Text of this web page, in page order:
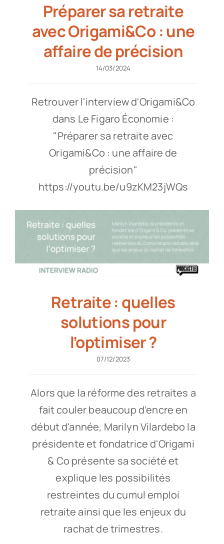
Préparer sa retraite
avec Origami&Co : une
affaire de précision
14/03/2024
Retrouver l'interview d'Origami&Co
dans Le Figaro Économie :
"Préparer sa retraite avec
Origami&Co : une affaire de
précision"
https://youtu.be/u9zKM23jWQs
Retraite : quelles
solutions pour
l’optimiser ?
07/12/2023
Alors que la réforme des retraites a
fait couler beaucoup d’encre en
début d'année, Marilyn Vilardebo la
présidente et fondatrice d'Origami
& Co présente sa société et
explique les possibilités
restreintes du cumul emploi
retraite ainsi que les enjeux du
rachat de trimestres.